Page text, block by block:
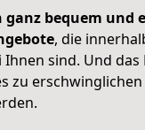
ganz bequem und
, die
Ihnen sind. Und das
zu